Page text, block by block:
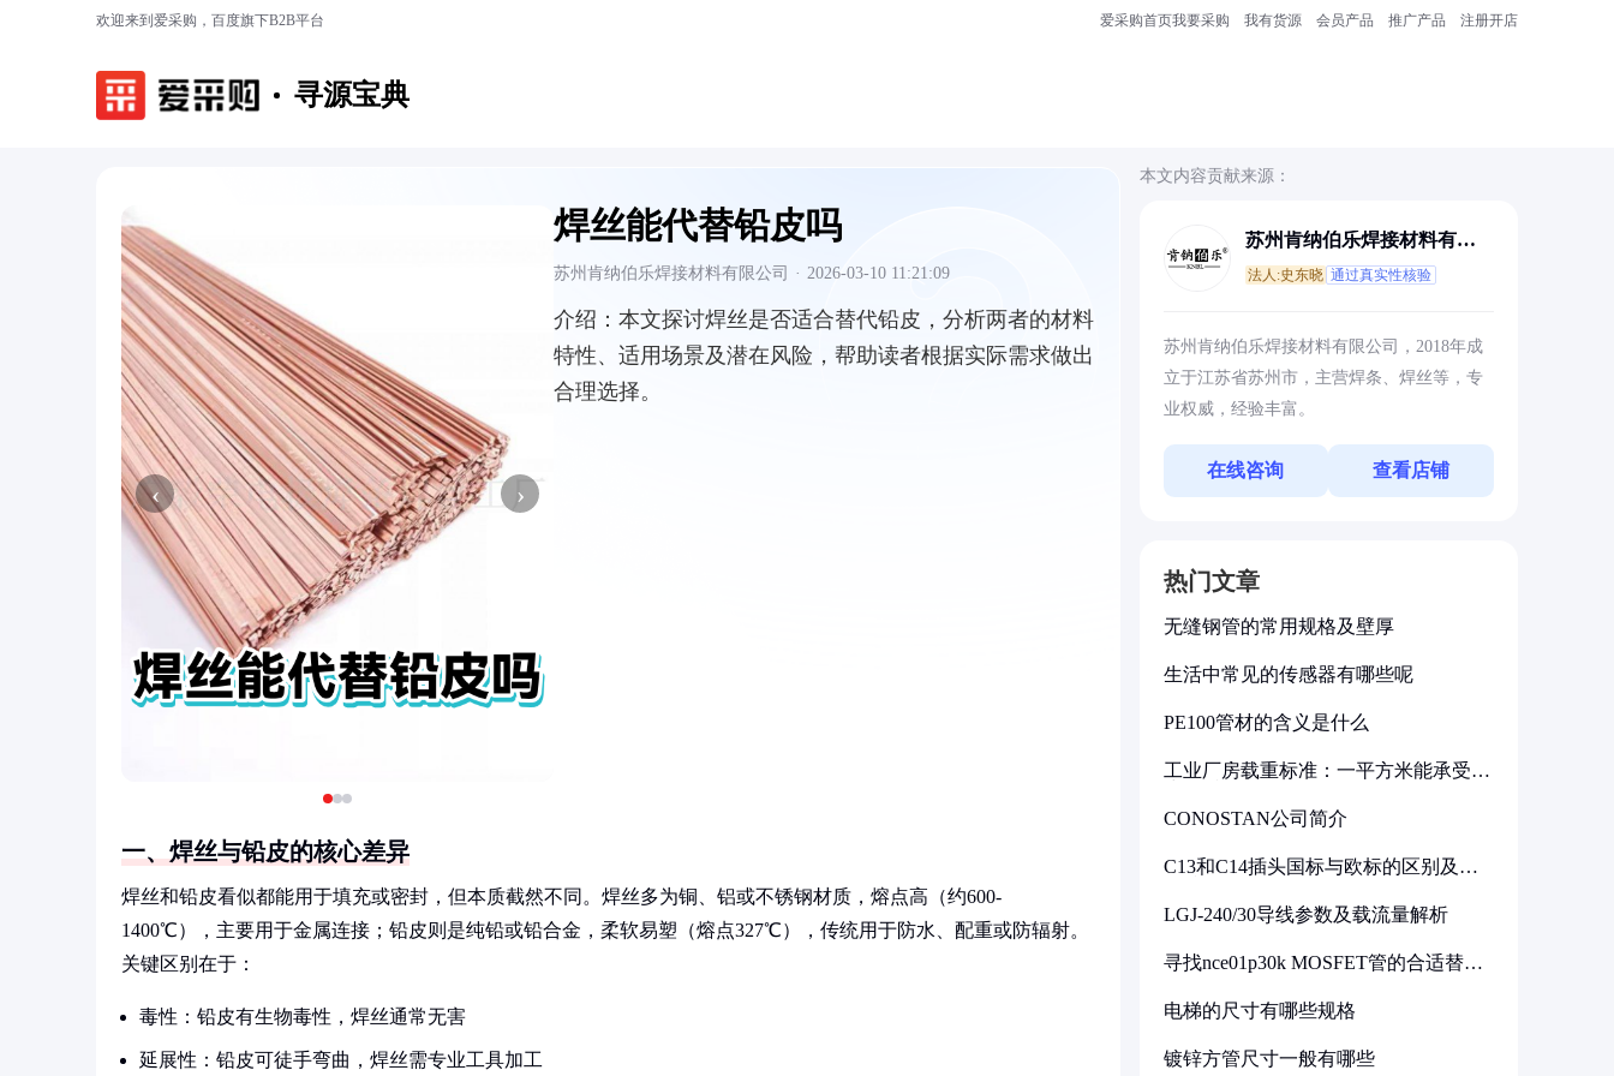
欢迎来到爱采购，百度旗下B2B平台 爱采购首页我要采购 我有货源 会员产品 推广产品 注册开店
寻源宝典
‹ ›
焊丝能代替铅皮吗
苏州肯纳伯乐焊接材料有限公司 · 2026-03-10 11:21:09
介绍： 本文探讨焊丝是否适合替代铅皮，分析两者的材料
特性、适用场景及潜在风险，帮助读者根据实际需求做出
合理选择。
一、焊丝与铅皮的核心差异
焊丝和铅皮看似都能用于填充或密封，但本质截然不同。焊丝多为铜、铝或不锈钢材质，熔点高（约600-
1400℃），主要用于金属连接；铅皮则是纯铅或铅合金，柔软易塑（熔点327℃），传统用于防水、配重或防辐射。
关键区别在于：
毒性：铅皮有生物毒性，焊丝通常无害
延展性：铅皮可徒手弯曲，焊丝需专业工具加工
本文内容贡献来源：
苏州肯纳伯乐焊接材料有限
法人:史东晓 通过真实性核验
苏州肯纳伯乐焊接材料有限公司，2018年成
立于江苏省苏州市，主营焊条、焊丝等，专
业权威，经验丰富。
在线咨询 查看店铺
热门文章
无缝钢管的常用规格及壁厚
生活中常见的传感器有哪些呢
PE100管材的含义是什么
工业厂房载重标准：一平方米能承受多
CONOSTAN公司简介
C13和C14插头国标与欧标的区别及其
LGJ-240/30导线参数及载流量解析
寻找nce01p30k MOSFET管的合适替代
电梯的尺寸有哪些规格
镀锌方管尺寸一般有哪些